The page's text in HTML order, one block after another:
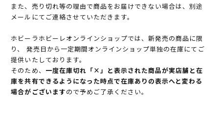
また、売り切れ等の理由で商品をお届けできない場合は、別途
メールにてご連絡させていただきます。
ホビーラホビーレオンラインショップでは、新発売の商品に限
り、 発売日から一定期間オンラインショップ単独の在庫にてご
提供いたしております。
そのため、 一度在庫切れ「×」と表示された商品が実店舗と在
庫を共有できるようになった時点で在庫ありの表示へと変わる
場合がございますので予めご了承ください。